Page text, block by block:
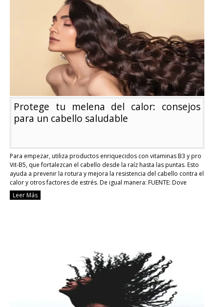
Protege tu melena del calor: consejos
para un cabello saludable
Para empezar, utiliza productos enriquecidos con vitaminas B3 y pro
Vit-B5, que fortalezcan el cabello desde la raíz hasta las puntas. Esto
ayuda a prevenir la rotura y mejora la resistencia del cabello contra el
calor y otros factores de estrés. De igual manera: FUENTE: Dove
Leer Más